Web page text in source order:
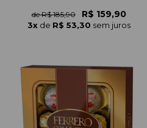
de R$ 185,90 R$ 159,90
3x de R$ 53,30 sem juros